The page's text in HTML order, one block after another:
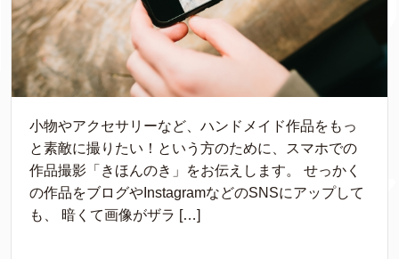
小物やアクセサリーなど、ハンドメイド作品をもっ
と素敵に撮りたい！という方のために、スマホでの
作品撮影「きほんのき」をお伝えします。 せっかく
の作品をブログやInstagramなどのSNSにアップして
も、 暗くて画像がザラ […]